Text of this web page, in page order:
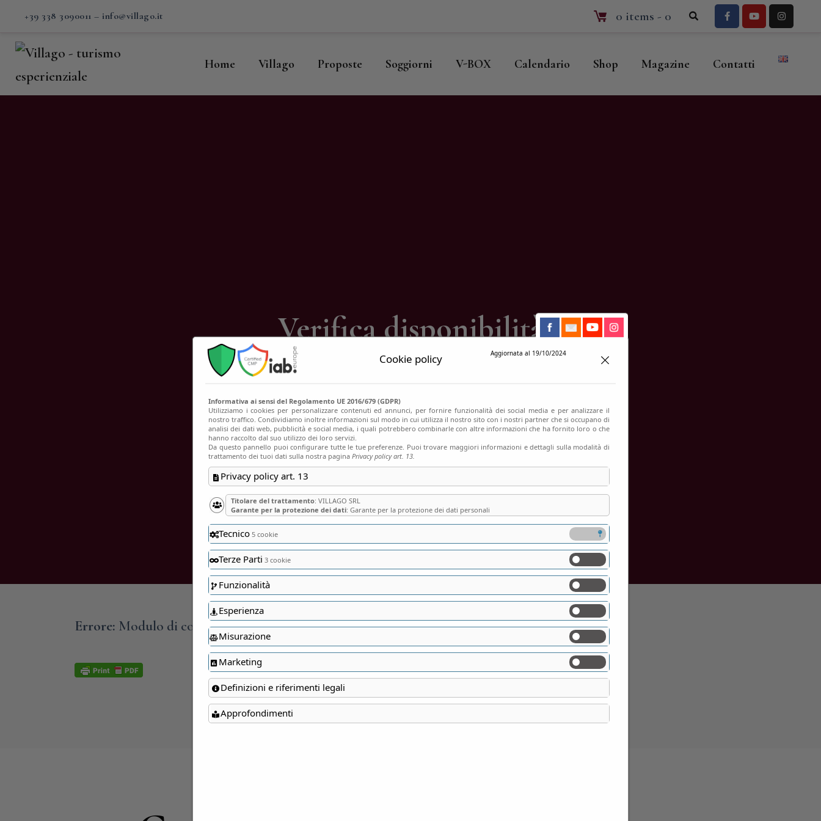
+39 338 3090011 – info@villago.it 0 items - 0
Home Villago Proposte Soggiorni V-BOX Calendario Shop Magazine Contatti
Verifica disponibilità
Verifica disponibilità
Errore: Modulo di contatto non trovato.
Cookie policy Aggiornata al 19/10/2024
Informativa ai sensi del Regolamento UE 2016/679 (GDPR)
Utilizziamo i cookies per personalizzare contenuti ed annunci, per fornire funzionalità dei social media e per analizzare il
nostro traffico. Condividiamo inoltre informazioni sul modo in cui utilizza il nostro sito con i nostri partner che si occupano di
analisi dei dati web, pubblicità e social media, i quali potrebbero combinarle con altre informazioni che ha fornito loro o che
hanno raccolto dal suo utilizzo dei loro servizi.
Da questo pannello puoi configurare tutte le tue preferenze. Puoi trovare maggiori informazioni e dettagli sulla modalità di
trattamento dei tuoi dati sulla nostra pagina Privacy policy art. 13.
Privacy policy art. 13
Titolare del trattamento: VILLAGO SRL
Garante per la protezione dei dati: Garante per la protezione dei dati personali
Tecnico 5 cookie
Terze Parti 3 cookie
Funzionalità
Esperienza
Misurazione
Marketing
Definizioni e riferimenti legali
Approfondimenti